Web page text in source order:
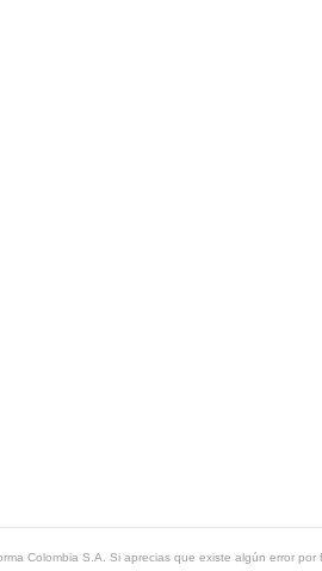
Colombia S.A. Si aprecias que existe algún error